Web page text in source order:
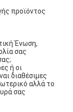
προϊόντος
Ένωση,
σας
ή οι
διαθέσιμες
αλλά το
σας